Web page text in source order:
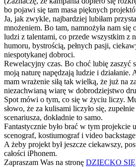
bo pojawi się tam masa pięknych
Ja, jak zwykle, najbardziej lubiłam
mnożeniem. Bo tam, namnożyła nam
ludzi z talentami, co przede wszystkim z
humoru, bystrością, pełnych pasji,
niespotykanej dobroci.
Rewelacyjny czas. Bo choć lubię zaszyć
moją naturę napędzają ludzie i działanie.
mam wrażenie siłą tak wielką, że już na
niezachwianą wiarę w dobrodziejstwo
Spot mówi o tym, co się w życiu liczy.
słowo, że za kulisami liczyło się,
scenariusza, dokładnie to samo.
Fantastycznie było brać w tym projekcie
scenograf, kostiumograf i video
A żeby projekt był jeszcze ciekawszy,
całości iPhonem.
Zapraszam Was na stronę DZIECKO